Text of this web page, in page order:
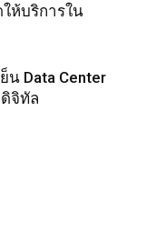
ห้บริการใน
น Data Center
จิทัล